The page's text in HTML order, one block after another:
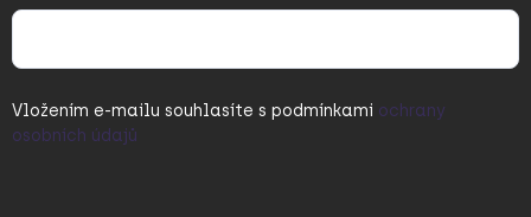
Vložením e-mailu souhlasíte s podmínkami ochrany
osobních údajů